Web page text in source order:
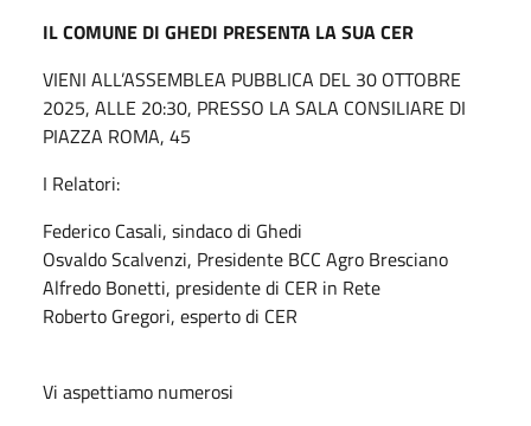
IL COMUNE DI GHEDI PRESENTA LA SUA CER
VIENI ALL’ASSEMBLEA PUBBLICA DEL 30 OTTOBRE
2025, ALLE 20:30, PRESSO LA SALA CONSILIARE DI
PIAZZA ROMA, 45
I Relatori:
Federico Casali, sindaco di Ghedi
Osvaldo Scalvenzi, Presidente BCC Agro Bresciano
Alfredo Bonetti, presidente di CER in Rete
Roberto Gregori, esperto di CER
Vi aspettiamo numerosi